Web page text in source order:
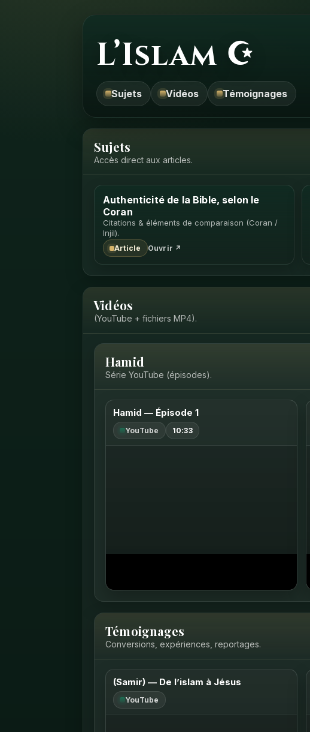
L’Islam ☪
Sujets Vidéos Témoignages
Sujets
Accès direct aux articles.
Authenticité de la Bible, selon le
Coran
Citations & éléments de comparaison (Coran /
Injil).
Article Ouvrir ↗
Vidéos
(YouTube + fichiers MP4).
Hamid
Série YouTube (épisodes).
Hamid — Épisode 1
YouTube 10:33
Témoignages
Conversions, expériences, reportages.
(Samir) — De l’islam à Jésus
YouTube